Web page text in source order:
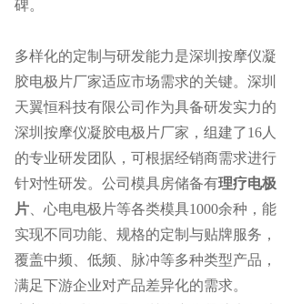
碑。
多样化的定制与研发能力是深圳按摩仪凝
胶电极片厂家适应市场需求的关键。深圳
天翼恒科技有限公司作为具备研发实力的
深圳按摩仪凝胶电极片厂家，组建了16人
的专业研发团队，可根据经销商需求进行
针对性研发。公司模具房储备有理疗电极
片 、心电电极片等各类模具1000余种，能
实现不同功能、规格的定制与贴牌服务，
覆盖中频、低频、脉冲等多种类型产品，
满足下游企业对产品差异化的需求。